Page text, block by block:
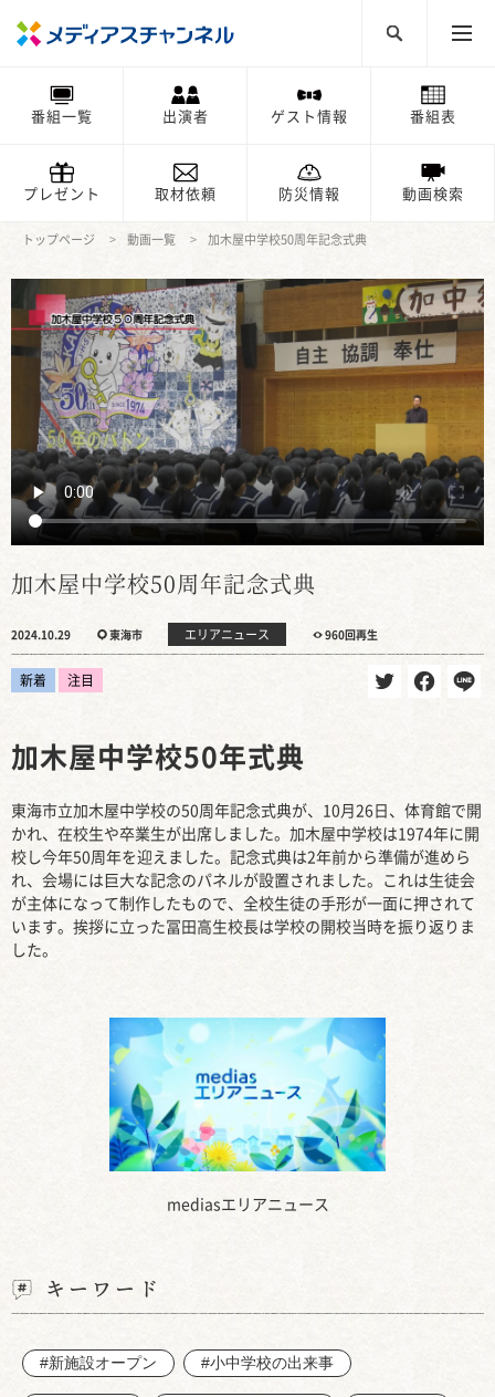
番組一覧 出演者 ゲスト情報 番組表
プレゼント 取材依頼 防災情報 動画検索
トップページ 動画一覧 加木屋中学校50周年記念式典
加木屋中学校50周年記念式典
2024.10.29 東海市 エリアニュース 960回再生
新着 注目
mediasエリアニュース
加木屋中学校50年式典
東海市立加木屋中学校の50周年記念式典が、10月26日、体育館で開
かれ、在校生や卒業生が出席しました。加木屋中学校は1974年に開
校し今年50周年を迎えました。記念式典は2年前から準備が進めら
れ、会場には巨大な記念のパネルが設置されました。これは生徒会
が主体になって制作したもので、全校生徒の手形が一面に押されて
います。挨拶に立った冨田高生校長は学校の開校当時を振り返りま
した。
キーワード
#新施設オープン #小中学校の出来事